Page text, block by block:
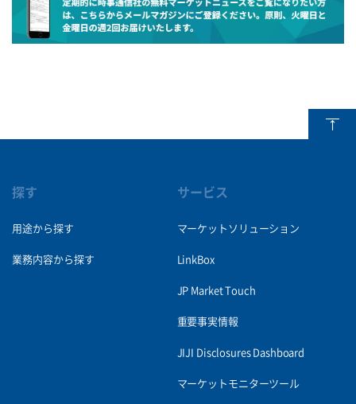
探す
用途から探す
業務内容から探す
サービス
マーケットソリューション
LinkBox
JP Market Touch
重要事実情報
JIJI Disclosures Dashboard
マーケットモニターツール